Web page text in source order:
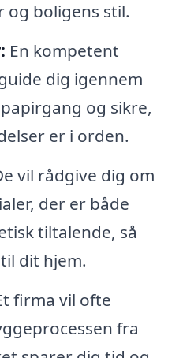
og boligens stil.
En kompetent
dig igennem
og sikre,
er i orden.
vil rådgive dig om
der er både
tiltalende, så
dit hjem.
firma vil ofte
fra